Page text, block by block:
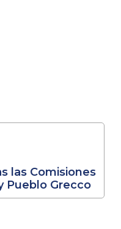
las Comisiones
Pueblo Grecco